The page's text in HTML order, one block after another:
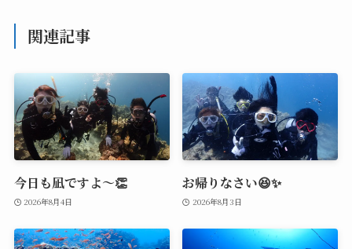
関連記事
今日も凪ですよ～👏
2026年8月4日
お帰りなさい😆✨
2026年8月3日